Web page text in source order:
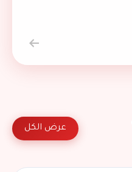
عرض الكل